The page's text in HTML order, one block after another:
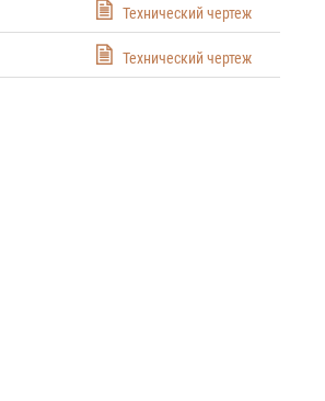
Технический чертеж
Технический чертеж